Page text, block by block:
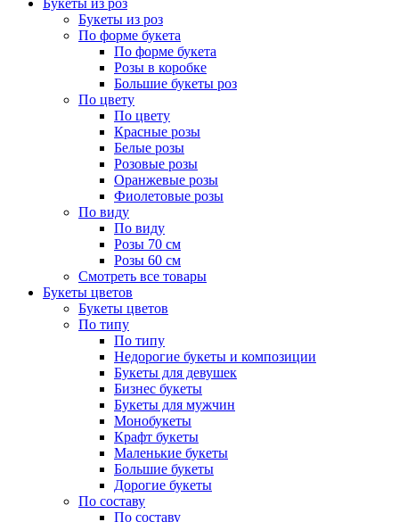
Букеты из роз
Букеты из роз
По форме букета
По форме букета
Розы в коробке
Большие букеты роз
По цвету
По цвету
Красные розы
Белые розы
Розовые розы
Оранжевые розы
Фиолетовые розы
По виду
По виду
Розы 70 см
Розы 60 см
Смотреть все товары
Букеты цветов
Букеты цветов
По типу
По типу
Недорогие букеты и композиции
Букеты для девушек
Бизнес букеты
Букеты для мужчин
Монобукеты
Крафт букеты
Маленькие букеты
Большие букеты
Дорогие букеты
По составу
По составу